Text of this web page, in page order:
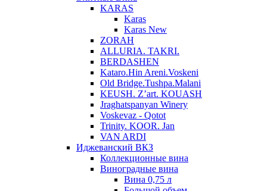
KARAS
Karas
Karas New
ZORAH
ALLURIA. TAKRI.
BERDASHEN
Kataro.Hin Areni.Voskeni
Old Bridge.Tushpa.Malani
KEUSH. Z’art. KOUASH
Jraghatspanyan Winery
Voskevaz - Qotot
Trinity. KOOR. Jan
VAN ARDI
Иджеванский ВКЗ
Коллекционные вина
Виноградные вина
Вина 0,75 л